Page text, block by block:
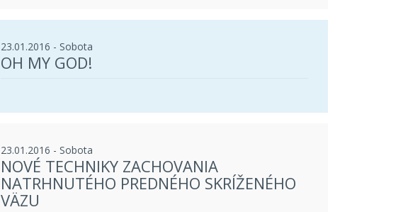
23.01.2016 - Sobota
OH MY GOD!
23.01.2016 - Sobota
NOVÉ TECHNIKY ZACHOVANIA
NATRHNUTÉHO PREDNÉHO SKRÍŽENÉHO
VÄZU